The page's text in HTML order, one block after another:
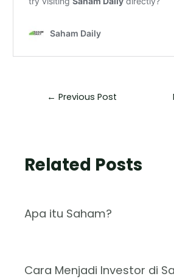
← Previous Post
Related Posts
Apa itu Saham?
Cara Menjadi Investor di